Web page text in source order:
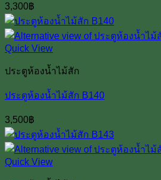
3,300฿
Quick View
ประตูห้องน้ำไม้สัก
ประตูห้องน้ำไม้สัก B140
3,500฿
Quick View